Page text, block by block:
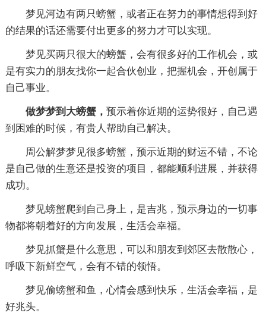
梦见河边有两只螃蟹，或者正在努力的事情想得到好
的结果的话还需要付出更多的努力才可以实现。
梦见买两只很大的螃蟹，会有很多好的工作机会，或
是有实力的朋友找你一起合伙创业，把握机会，开创属于
自己事业。
做梦梦到大螃蟹， 预示着你近期的运势很好，自己遇
到困难的时候，有贵人帮助自己解决。
周公解梦梦见很多螃蟹，预示近期的财运不错，不论
是自己做的生意还是投资的项目，都能顺利进展，并获得
成功。
梦见螃蟹爬到自己身上，是吉兆，预示身边的一切事
物都将朝着好的方向发展，生活会幸福。
梦见抓蟹是什么意思，可以和朋友到郊区去散散心，
呼吸下新鲜空气，会有不错的领悟。
梦见偷螃蟹和鱼，心情会感到快乐，生活会幸福，是
好兆头。